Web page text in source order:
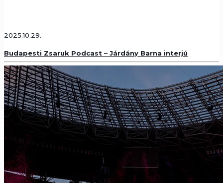
2025.10.29.
Budapesti Zsaruk Podcast – Járdány Barna interjú